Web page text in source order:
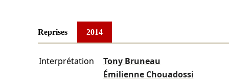
Reprises 2014
Interprétation
Tony Bruneau
Émilienne Chouadossi